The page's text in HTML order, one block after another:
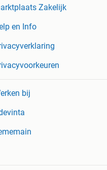
Zakelijk
en Info
bij